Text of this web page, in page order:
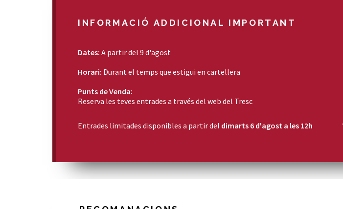
INFORMACIÓ ADDICIONAL IMPORTANT
Dates: A partir del 9 d'agost
Horari: Durant el temps que estigui en cartellera
Punts de Venda:
Reserva les teves entrades a través del web del Tresc
Entrades limitades disponibles a partir del dimarts 6 d'agost a les 12h